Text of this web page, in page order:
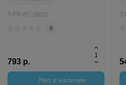
T-PR-FC-380S
0
793 р.
Нет в наличии